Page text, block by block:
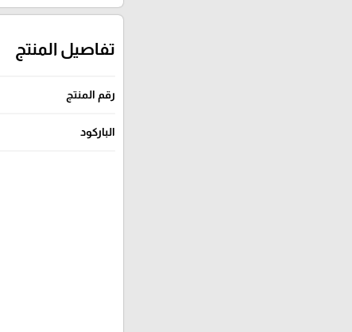
تفاصيل المنتج
رقم المنتج
الباركود